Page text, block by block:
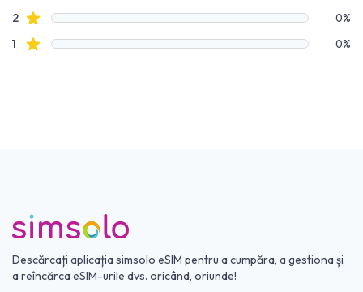
2recenzii cu stele
0%
1 recenzii cu stele 0%
Descărcați aplicația simsolo eSIM pentru a cumpăra, a gestiona și
a reîncărca eSIM-urile dvs. oricând, oriunde!